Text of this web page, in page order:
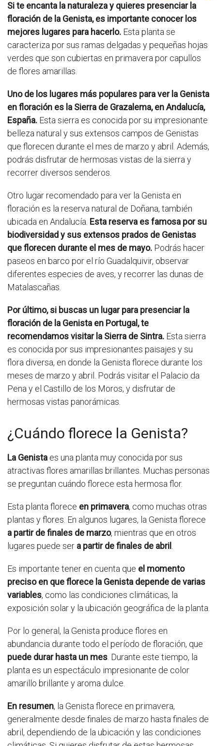
Si te encanta la naturaleza y quieres presenciar la
floración de la Genista, es importante conocer los
mejores lugares para hacerlo. Esta planta se
caracteriza por sus ramas delgadas y pequeñas hojas
verdes que son cubiertas en primavera por capullos
de flores amarillas.
Uno de los lugares más populares para ver la Genista
en floración es la Sierra de Grazalema, en Andalucía,
España. Esta sierra es conocida por su impresionante
belleza natural y sus extensos campos de Genistas
que florecen durante el mes de marzo y abril. Además,
podrás disfrutar de hermosas vistas de la sierra y
recorrer diversos senderos.
Otro lugar recomendado para ver la Genista en
floración es la reserva natural de Doñana, también
ubicada en Andalucía. Esta reserva es famosa por su
biodiversidad y sus extensos prados de Genistas
que florecen durante el mes de mayo. Podrás hacer
paseos en barco por el río Guadalquivir, observar
diferentes especies de aves, y recorrer las dunas de
Matalascañas.
Por último, si buscas un lugar para presenciar la
floración de la Genista en Portugal, te
recomendamos visitar la Sierra de Sintra. Esta sierra
es conocida por sus impresionantes paisajes y su
flora diversa, en donde la Genista florece durante los
meses de marzo y abril. Podrás visitar el Palacio da
Pena y el Castillo de los Moros, y disfrutar de
hermosas vistas panorámicas.
¿Cuándo florece la Genista?
La Genista es una planta muy conocida por sus
atractivas flores amarillas brillantes. Muchas personas
se preguntan cuándo florece esta hermosa flor.
Esta planta florece en primavera, como muchas otras
plantas y flores. En algunos lugares, la Genista florece
a partir de finales de marzo, mientras que en otros
lugares puede ser a partir de finales de abril
Es importante tener en cuenta que el momento
preciso en que florece la Genista depende de varias
variables, como las condiciones climáticas, la
exposición solar y la ubicación geográfica de la planta.
Por lo general, la Genista produce flores en
abundancia durante todo el período de floración, que
puede durar hasta un mes . Durante este tiempo, la
planta es un espectáculo impresionante de color
amarillo brillante y aroma dulce.
En resumen, la Genista florece en primavera,
generalmente desde finales de marzo hasta finales de
abril, dependiendo de la ubicación y las condiciones